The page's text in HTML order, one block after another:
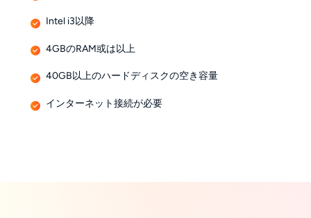
Intel i3以降
4GBのRAM或は以上
40GB以上のハードディスクの空き容量
インターネット接続が必要